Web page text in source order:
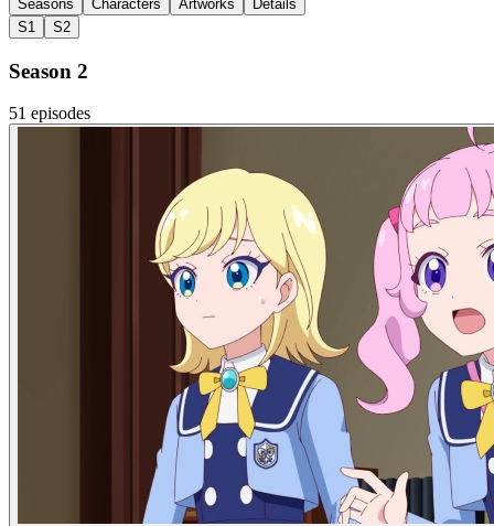
Seasons Characters Artworks
Details
S1
S2
Season 2
51 episodes